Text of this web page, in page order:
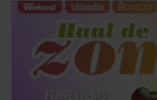
verzameld op basis van
gaat akkoord met onze
gebruiken.